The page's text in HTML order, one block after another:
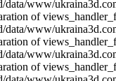
www/
of
www/
of
www/
of